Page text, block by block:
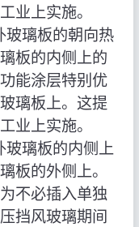
业上实施。
玻璃板的朝向热
板的内侧上的
能涂层特别优
璃板上。这提
业上实施。
玻璃板的内侧上
板的外侧上。
不必插入单独
挡风玻璃期间